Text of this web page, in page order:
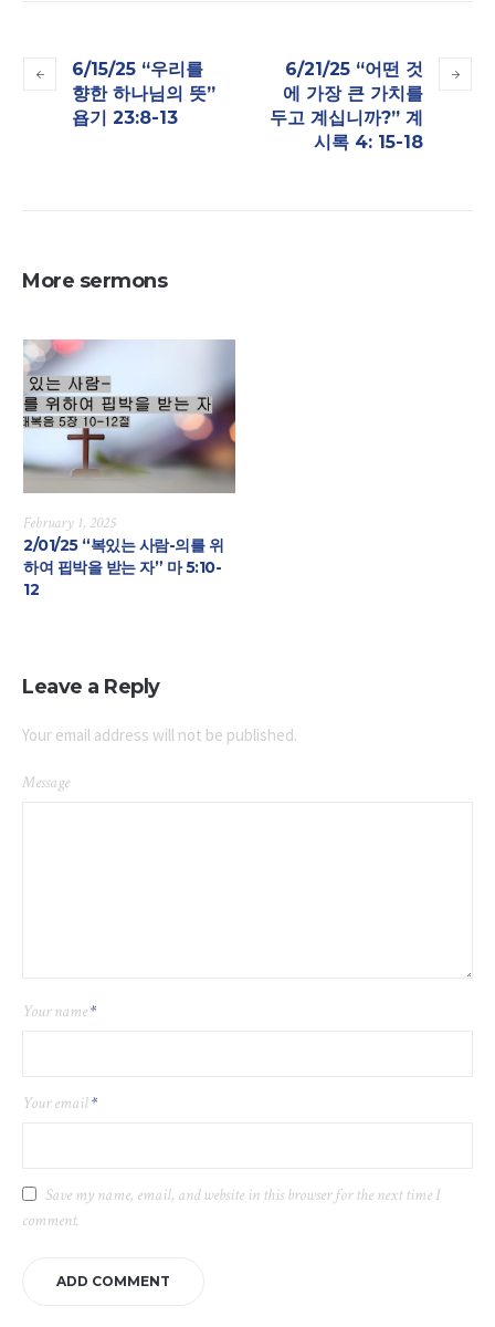
6/15/25 “우리를
향한 하나님의 뜻”
욥기 23:8-13
6/21/25 “어떤 것
에 가장 큰 가치를
두고 계십니까?​” 계
시록 4: 15-18
More sermons
February 1, 2025
2/01/25 “복있는 사람-의를 위
하여 핍박을 받는 자” 마 5:10-
12
Leave a Reply
Your email address will not be published.
Message
Your name*
Your email*
Save my name, email, and website in this browser for the next time I
comment.